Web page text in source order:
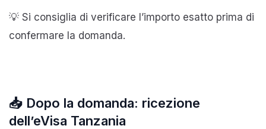
💡 Si consiglia di verificare l’importo esatto prima di
confermare la domanda.
📥 Dopo la domanda: ricezione
dell’eVisa Tanzania